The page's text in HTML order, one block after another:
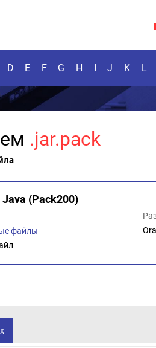
D E F G H I J K L
.jar.pack
(Pack200)
файлы